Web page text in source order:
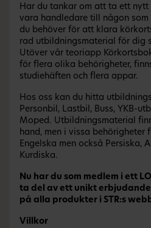
Har du tankar om att ta ett nytt
vara handledare till någon
du behöver för att klara
rad utbildningsmaterial för dig
Utöver vår teoriapp
för flera olika behörigheter,
studiehäften och flera appar.
Hos oss kan du hitta
Personbil, Lastbil, Buss, YKB-
Moped. Utbildningsmaterial
hand, men i vissa behörigheter
Engelska men också Persiska,
Kurdiska.
Nu har du som medlem i ett
ta del av ett unikt
på alla produkter i STR:s
Villkor